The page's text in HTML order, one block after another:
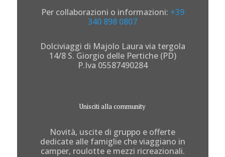
Per collaborazioni o informazioni: +39
340 898 0807
Dolciviaggi di Majolo Laura via tergola
14/8 S. Giorgio delle Pertiche (PD)
P.Iva 05587490284
Unisciti alla community
Novità, uscite di gruppo e offerte
dedicate alle famiglie che viaggiano in
camper, roulotte e mezzi ricreazionali.